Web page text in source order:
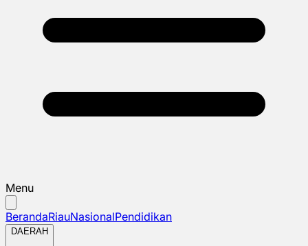
Menu
BerandaRiauNasionalPendidikan
DAERAH